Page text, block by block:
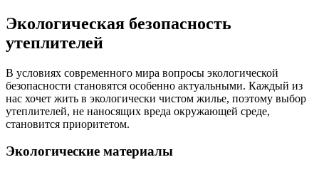
Экологическая безопасность
утеплителей
В условиях современного мира вопросы экологической
безопасности становятся особенно актуальными. Каждый из
нас хочет жить в экологически чистом жилье, поэтому выбор
утеплителей, не наносящих вреда окружающей среде,
становится приоритетом.
Экологические материалы